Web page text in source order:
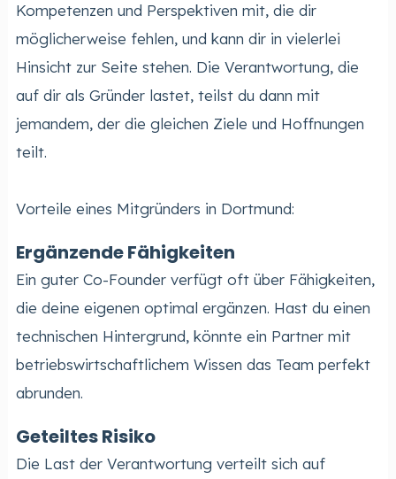
Kompetenzen und Perspektiven mit, die dir
möglicherweise fehlen, und kann dir in vielerlei
Hinsicht zur Seite stehen. Die Verantwortung, die
auf dir als Gründer lastet, teilst du dann mit
jemandem, der die gleichen Ziele und Hoffnungen
teilt.
Vorteile eines Mitgründers in Dortmund:
Ergänzende Fähigkeiten
Ein guter Co-Founder verfügt oft über Fähigkeiten,
die deine eigenen optimal ergänzen. Hast du einen
technischen Hintergrund, könnte ein Partner mit
betriebswirtschaftlichem Wissen das Team perfekt
abrunden.
Geteiltes Risiko
Die Last der Verantwortung verteilt sich auf